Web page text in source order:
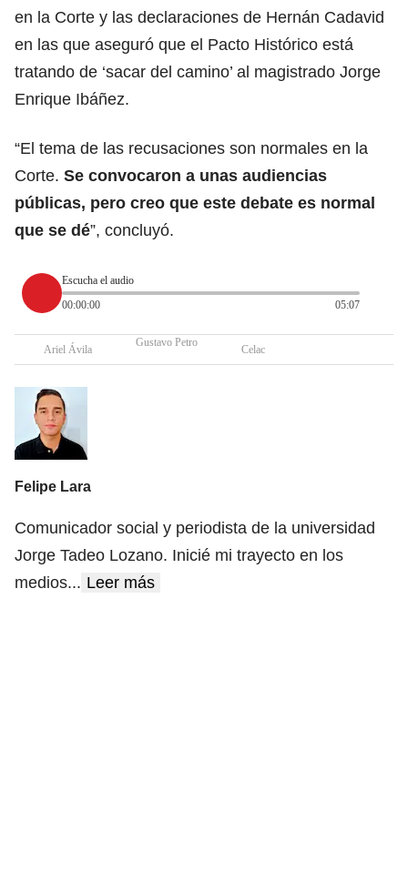
en la Corte y las declaraciones de Hernán Cadavid
en las que aseguró que el Pacto Histórico está
tratando de ‘sacar del camino’ al magistrado Jorge
Enrique Ibáñez.
“El tema de las recusaciones son normales en la
Corte. Se convocaron a unas audiencias
públicas, pero creo que este debate es normal
que se dé”, concluyó.
Escucha el audio
00:00:00
05:07
Ariel Ávila
Gustavo Petro
Celac
Felipe Lara
Comunicador social y periodista de la universidad
Jorge Tadeo Lozano. Inicié mi trayecto en los
medios... Leer más